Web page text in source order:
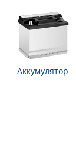
Аккумулятор